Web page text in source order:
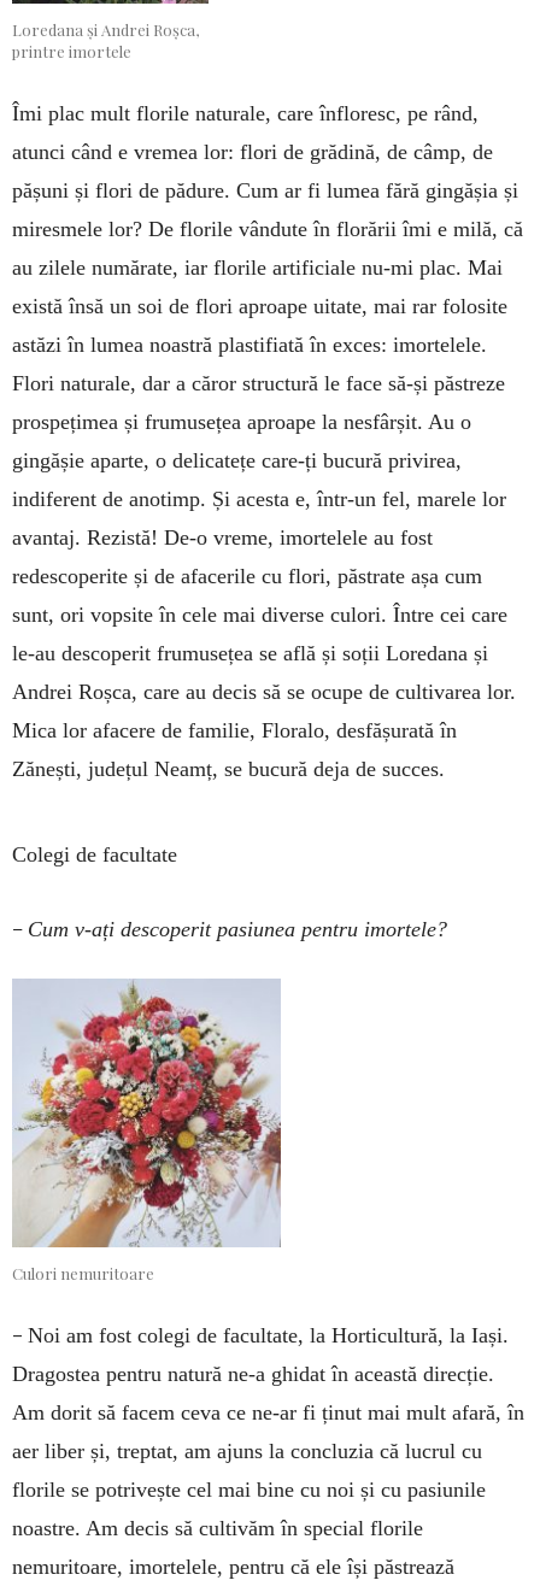
Loredana și Andrei Roșca,
printre imortele
Îmi plac mult florile naturale, care înfloresc, pe rând,
atunci când e vremea lor: flori de grădină, de câmp, de
pășuni și flori de pădure. Cum ar fi lumea fără gingășia și
miresmele lor? De florile vândute în florării îmi e milă, că
au zilele numărate, iar florile artificiale nu-mi plac. Mai
există însă un soi de flori aproape uitate, mai rar folosite
astăzi în lumea noastră plastifiată în exces: imortelele.
Flori naturale, dar a căror structură le face să-și păstreze
prospețimea și frumusețea aproape la nesfârșit. Au o
gingășie aparte, o delicatețe care-ți bucură privirea,
indiferent de anotimp. Și acesta e, într-un fel, marele lor
avantaj. Rezistă! De-o vreme, imortelele au fost
redescoperite și de afacerile cu flori, păstrate așa cum
sunt, ori vopsite în cele mai diverse culori. Între cei care
le-au descoperit frumusețea se află și soții Loredana și
Andrei Roșca, care au decis să se ocupe de cultivarea lor.
Mica lor afacere de familie, Floralo, desfășurată în
Zănești, județul Neamț, se bucură deja de succes.
Colegi de facultate
– Cum v-ați descoperit pasiunea pentru imortele?
Culori nemuritoare
– Noi am fost colegi de facultate, la Horticultură, la Iași.
Dragostea pentru natură ne-a ghidat în această direcție.
Am dorit să facem ceva ce ne-ar fi ținut mai mult afară, în
aer liber și, treptat, am ajuns la concluzia că lucrul cu
florile se potrivește cel mai bine cu noi și cu pasiunile
noastre. Am decis să cultivăm în special florile
nemuritoare, imortelele, pentru că ele își păstrează